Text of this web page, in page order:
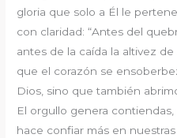
gloria que solo a Él le
con claridad: “Antes del
antes de la caída la altivez
que el corazón se
Dios, sino que también
El orgullo genera
hace confiar más en